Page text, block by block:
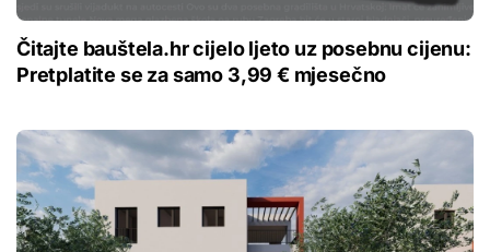
Čitajte bauštela.hr cijelo ljeto uz posebnu cijenu:
Pretplatite se za samo 3,99 € mjesečno